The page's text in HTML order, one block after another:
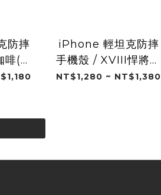
防摔
(獵
iPhone 輕坦克防摔
手機殼 / XVIII悍將中
學 (富邦悍將)
NT$1,280 ~ NT$1,380